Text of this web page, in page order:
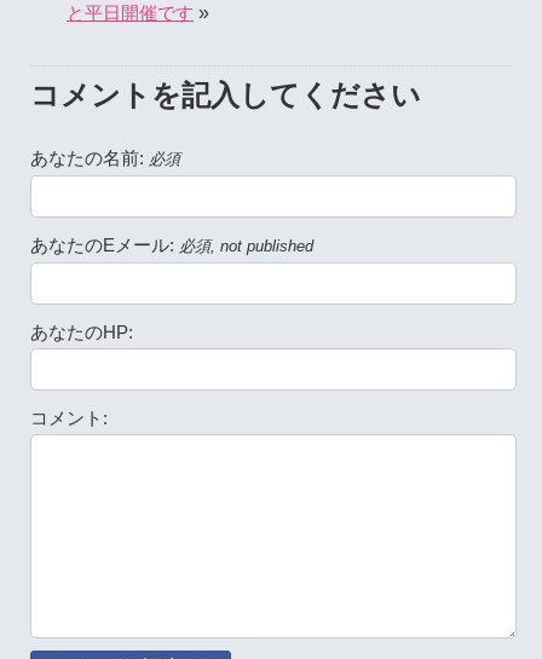
と平日開催です »
コメントを記入してください
あなたの名前: 必須
あなたのEメール: 必須, not published
あなたのHP:
コメント: